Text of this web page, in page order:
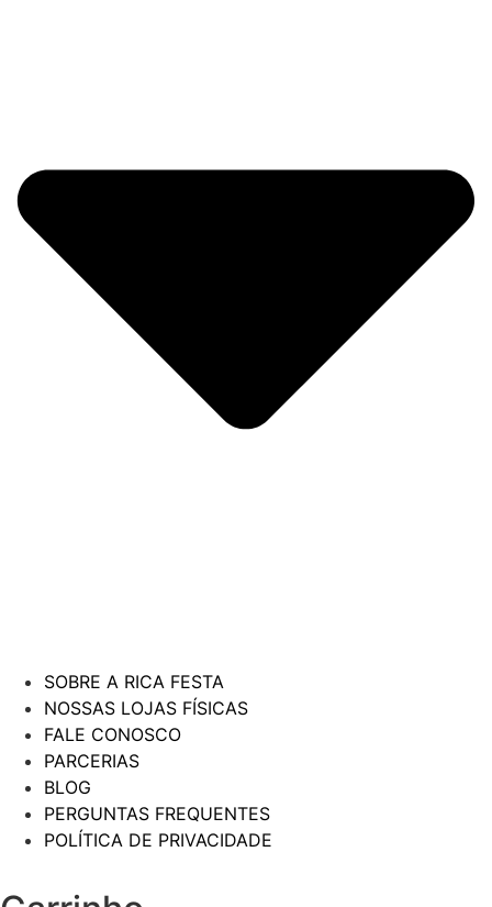
SOBRE A RICA FESTA
NOSSAS LOJAS FÍSICAS
FALE CONOSCO
PARCERIAS
BLOG
PERGUNTAS FREQUENTES
POLÍTICA DE PRIVACIDADE